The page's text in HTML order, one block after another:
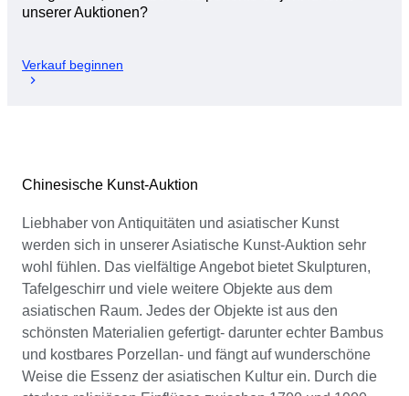
unserer Auktionen?
Verkauf beginnen
Chinesische Kunst-Auktion
Liebhaber von Antiquitäten und asiatischer Kunst
werden sich in unserer Asiatische Kunst-Auktion sehr
wohl fühlen. Das vielfältige Angebot bietet Skulpturen,
Tafelgeschirr und viele weitere Objekte aus dem
asiatischen Raum. Jedes der Objekte ist aus den
schönsten Materialien gefertigt- darunter echter Bambus
und kostbares Porzellan- und fängt auf wunderschöne
Weise die Essenz der asiatischen Kultur ein. Durch die